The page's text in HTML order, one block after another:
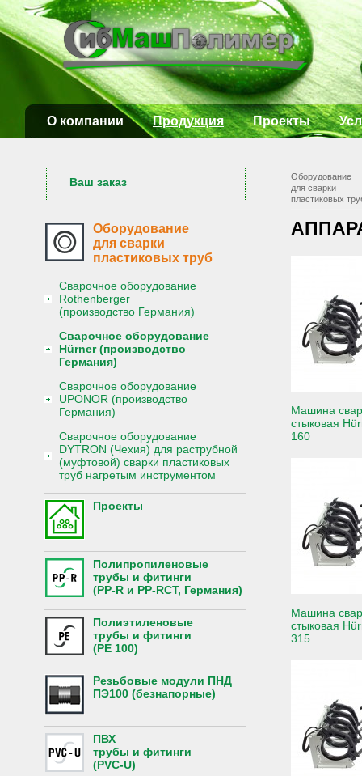
О компании Продукция Проекты
Ваш заказ
Оборудование
для сварки
пластиковых труб
Сварочное оборудование
Rothenberger
(производство Германия)
Сварочное оборудование
Hürner (производство
Германия)
Сварочное оборудование
UPONOR (производство
Германия)
Сварочное оборудование
DYTRON (Чехия) для раструбной
(муфтовой) сварки пластиковых
труб нагретым инструментом
Проекты
Полипропиленовые
трубы и фитинги
(PP-R и PP-RCT, Германия)
Полиэтиленовые
трубы и фитинги
(PE 100)
Резьбовые модули ПНД
ПЭ100 (безнапорные)
ПВХ
трубы и фитинги
(PVC-U)
Оборудование
для сварки
пластиковых
Машина
стыковая
160
Машина
стыковая
315